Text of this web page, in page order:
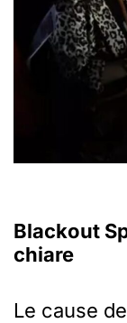
Blackout
chiare
Le cause